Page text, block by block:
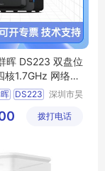
晖 DS223 双盘位
核1.7GHz 网络存
云盘DS223
存储盒子
深圳市昊
限公司
拨打电话